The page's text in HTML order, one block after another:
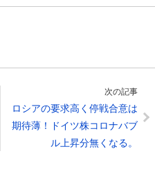
次の記事
ロシアの要求高く停戦合意は
期待薄！ドイツ株コロナバブ
ル上昇分無くなる。